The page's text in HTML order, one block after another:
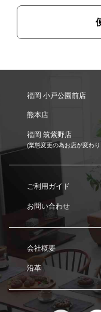
福岡 小戸公園前店
熊本店
福岡 筑紫野店
(業態変更の為お店が変わ
ご利用ガイド
お問い合わせ
会社概要
沿革